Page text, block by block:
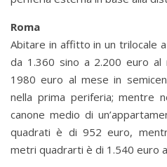
Roma
Abitare in affitto in un trilocale
da 1.360 sino a 2.200 euro
1980 euro al mese in
nella prima periferia; mentre
canone medio di
quadrati è di 952 euro,
metri quadrarti è di 1.540 euro